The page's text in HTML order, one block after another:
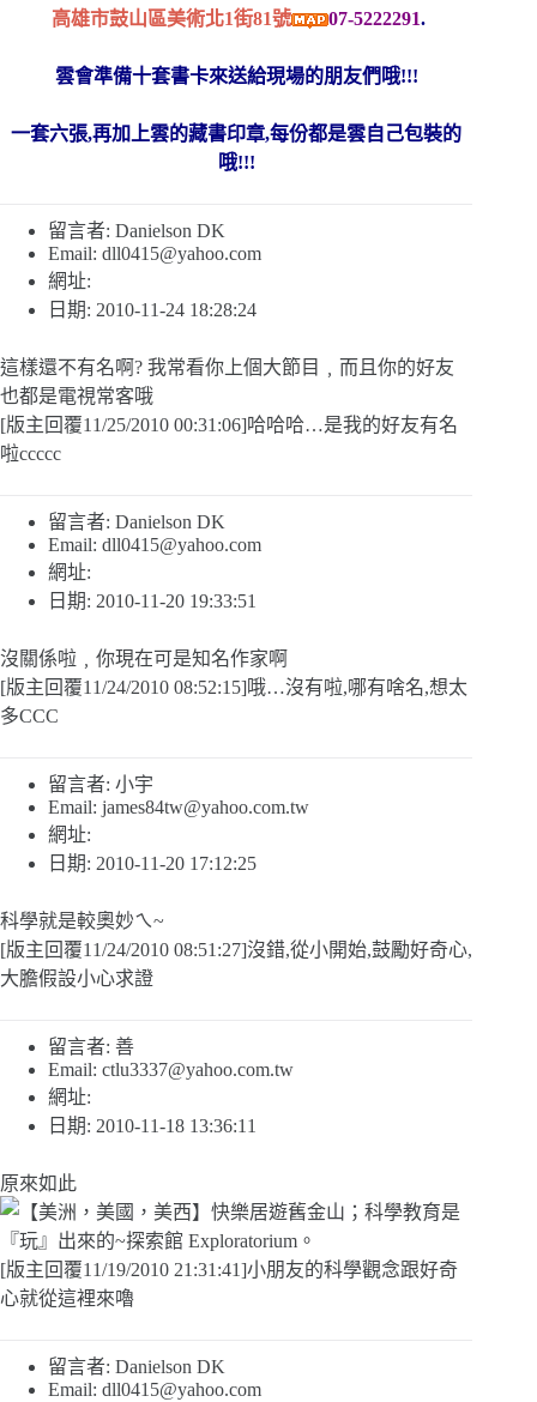
高雄市鼓山區美術北1街81號 07-5222291.
雲會準備十套書卡來送給現場的朋友們哦!!!
一套六張,再加上雲的藏書印章,每份都是雲自己包裝的
哦!!!
留言者: Danielson DK
Email: dll0415@yahoo.com
網址:
日期: 2010-11-24 18:28:24
這樣還不有名啊? 我常看你上個大節目﹐而且你的好友
也都是電視常客哦
[版主回覆11/25/2010 00:31:06]哈哈哈…是我的好友有名
啦ccccc
留言者: Danielson DK
Email: dll0415@yahoo.com
網址:
日期: 2010-11-20 19:33:51
沒關係啦﹐你現在可是知名作家啊
[版主回覆11/24/2010 08:52:15]哦…沒有啦,哪有啥名,想太
多CCC
留言者: 小宇
Email: james84tw@yahoo.com.tw
網址:
日期: 2010-11-20 17:12:25
科學就是較奧妙ㄟ~
[版主回覆11/24/2010 08:51:27]沒錯,從小開始,鼓勵好奇心,
大膽假設小心求證
留言者: 善
Email: ctlu3337@yahoo.com.tw
網址:
日期: 2010-11-18 13:36:11
原來如此
[版主回覆11/19/2010 21:31:41]小朋友的科學觀念跟好奇
心就從這裡來嚕
留言者: Danielson DK
Email: dll0415@yahoo.com